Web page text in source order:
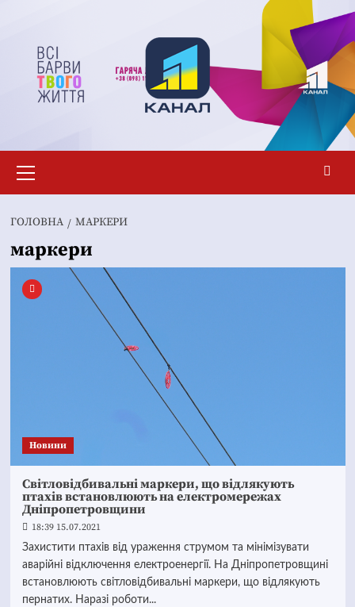
вмісту
меню
ГОЛОВНА МАРКЕРИ
маркери
Новини
Світловідбивальні маркери, що відлякують
птахів встановлюють на електромережах
Дніпропетровщини
18:39 15.07.2021
Захистити птахів від ураження струмом та мінімізувати
аварійні відключення електроенергії. На Дніпропетровщині
встановлюють світловідбивальні маркери, що відлякують
пернатих. Наразі роботи...